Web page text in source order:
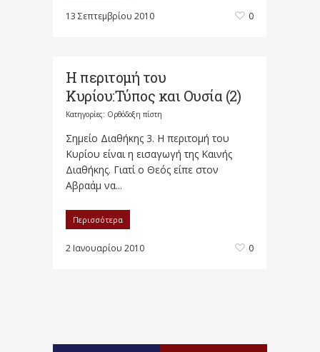
13 Σεπτεμβρίου 2010 0
Η περιτομή του
Κυρίου:Τύπος και Ουσία (2)
Κατηγορίες: Ορθόδοξη πίστη
Σημείο Διαθήκης 3. Η περιτομή του
Κυρίου είναι η εισαγωγή της Καινής
Διαθήκης. Γιατί ο Θεός είπε στον
Αβραάμ να...
Περισσότερα
2 Ιανουαρίου 2010 0